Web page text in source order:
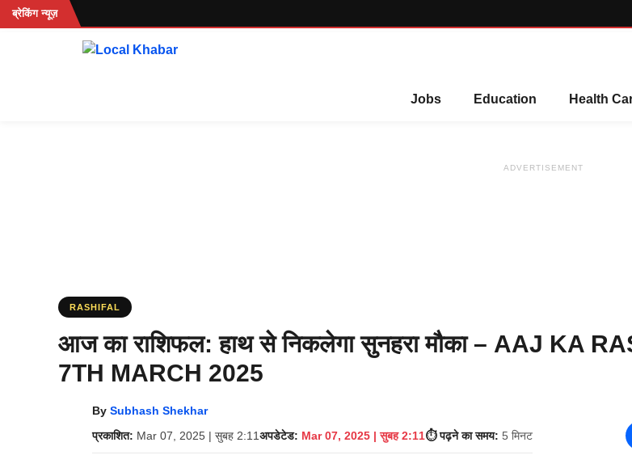
Skip
to
ब्रेकिंग न्यूज़
Jobs Education Health
ADVERTISEMENT
RASHIFAL
आज का राशिफल: हाथ से निकलेगा सुनहरा मौका – AAJ KA
7TH MARCH 2025
By Subhash Shekhar
प्रकाशित: Mar 07, 2025 | सुबह 2:11अपडेटेड: Mar 07, 2025 | सुबह 2:11⏱️ पढ़ने का समय: 5 मिनट